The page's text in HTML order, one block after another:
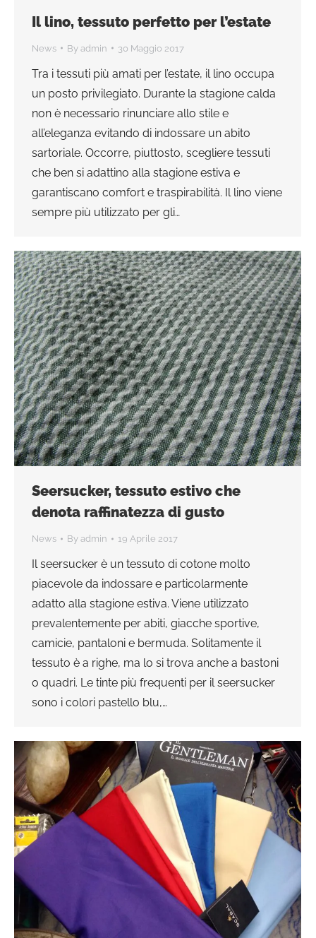
Il lino, tessuto perfetto per l’estate
News By admin 30 Maggio 2017
Tra i tessuti più amati per l’estate, il lino occupa
un posto privilegiato. Durante la stagione calda
non è necessario rinunciare allo stile e
all’eleganza evitando di indossare un abito
sartoriale. Occorre, piuttosto, scegliere tessuti
che ben si adattino alla stagione estiva e
garantiscano comfort e traspirabilità. Il lino viene
sempre più utilizzato per gli…
Seersucker, tessuto estivo che
denota raffinatezza di gusto
News By admin 19 Aprile 2017
Il seersucker è un tessuto di cotone molto
piacevole da indossare e particolarmente
adatto alla stagione estiva. Viene utilizzato
prevalentemente per abiti, giacche sportive,
camicie, pantaloni e bermuda. Solitamente il
tessuto è a righe, ma lo si trova anche a bastoni
o quadri. Le tinte più frequenti per il seersucker
sono i colori pastello blu,…